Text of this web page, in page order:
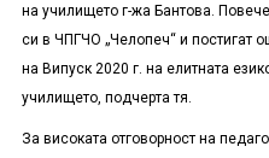
на училището г-жа Бантова.
си в ЧПГЧО „Челопеч“ и постигат
на Випуск 2020 г. на елитната
училището, подчерта тя.
За високата отговорност на